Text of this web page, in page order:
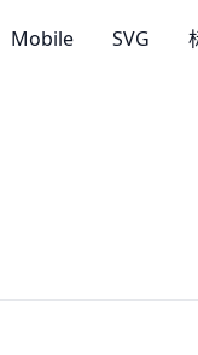
Mobile SVG